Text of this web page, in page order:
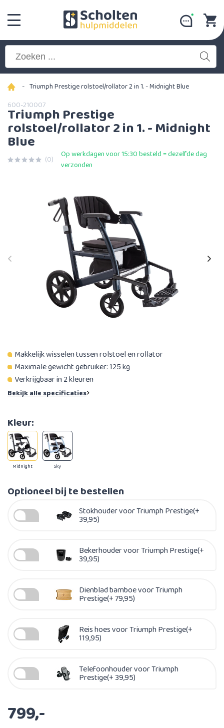
- Triumph Prestige rolstoel/rollator 2 in 1. - Midnight Blue
600-210007
Triumph Prestige
rolstoel/rollator 2 in 1. - Midnight
Blue
(0)
Op werkdagen voor 15:30 besteld = dezelfde dag
verzonden
Makkelijk wisselen tussen rolstoel en rollator
Maximale gewicht gebruiker: 125 kg
Verkrijgbaar in 2 kleuren
Bekijk alle specificaties
Sky
Kleur:
Midnight
Optioneel bij te bestellen
Stokhouder voor Triumph Prestige(+
39,95)
Bekerhouder voor Triumph Prestige(+
39,95)
Dienblad bamboe voor Triumph
Prestige(+ 79,95)
Reis hoes voor Triumph Prestige(+
119,95)
Telefoonhouder voor Triumph
Prestige(+ 39,95)
799,-